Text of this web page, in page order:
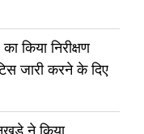
किया निरीक्षण
जारी करने के दिए